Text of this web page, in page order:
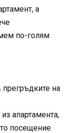
а
по-голям
на
апартамента,
посещение